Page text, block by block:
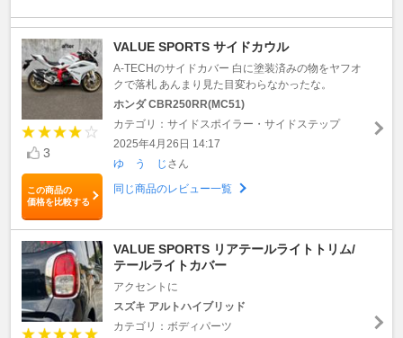
3
この商品の
価格を比較する
VALUE SPORTS サイドカウル
A-TECHのサイドカバー 白に塗装済みの物をヤフオ
クで落札 あんまり見た目変わらなかったな。
ホンダ CBR250RR(MC51)
カテゴリ：サイドスポイラー・サイドステップ
2025年4月26日 14:17
ゆ う じ さん
同じ商品のレビュー一覧
VALUE SPORTS リアテールライトトリム/
テールライトカバー
アクセントに
スズキ アルトハイブリッド
カテゴリ：ボディパーツ